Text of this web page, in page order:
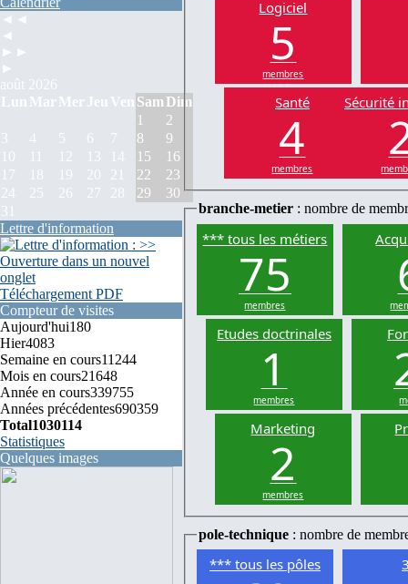
◄◄
◄
►►
►
août 2026
Lun Mar Mer Jeu Ven Sam Dim
1
2
3
4 5 6 7 8
9
10
11 12 13 14 15
16
17
18 19 20 21 22
23
24
25 26 27 28 29
30
31
Lettre d'information
Téléchargement PDF
Compteur de visites
Aujourd'hui180
Hier4083
Semaine en cours11244
Mois en cours21648
Année en cours339755
Années précédentes690359
Total1030114
Statistiques
Quelques images
Logiciel
5
membres
Santé
4
membres
Sécurité
branche-metier : nombre de
*** tous les métiers
75
membres
Etudes doctrinales
1
membres
Marketing
2
membres
pole-technique : nombre de
*** tous les pôles